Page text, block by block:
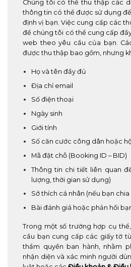
Chúng tôi có thể thu thập các
thông tin có thể được sử dụng
định vị bạn. Việc cung cấp các
để chúng tôi có thể cung cấp
web theo yêu cầu của bạn.
được thu thập bao gồm, nhưng
Họ và tên đầy đủ
Địa chỉ email
Số điện thoại
Ngày sinh
Giới tính
Số căn cước công dân hoặc
Mã đặt chỗ (Booking ID – BID)
Thông tin chi tiết liên quan
lượng, thời gian sử dụng)
Sở thích cá nhân (nếu bạn chia
Bài đánh giá hoặc phản hồi
Trong một số trường hợp cụ
cầu bạn cung cấp các giấy tờ
thẩm quyền ban hành, nhằm
nhận diện và xác minh người